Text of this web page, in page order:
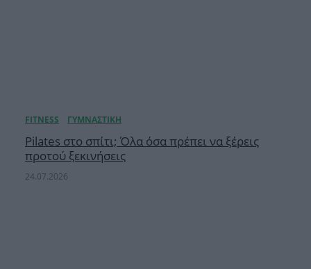
Pilates στο σπίτι; Όλα όσα πρέπει να ξέρεις
προτού ξεκινήσεις
24.07.2026